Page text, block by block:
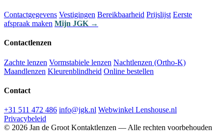
Contactgegevens Vestigingen Bereikbaarheid Prijslijst Eerste
afspraak maken Mijn JGK →
Contactlenzen
Zachte lenzen Vormstabiele lenzen Nachtlenzen (Ortho-K)
Maandlenzen Kleurenblindheid Online bestellen
Contact
+31 511 472 486 info@jgk.nl Webwinkel Lenshouse.nl
Privacybeleid
© 2026 Jan de Groot Kontaktlenzen — Alle rechten voorbehouden